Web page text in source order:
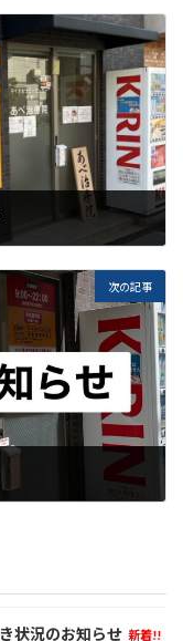
次の記事
状況のお知らせ 新着!!